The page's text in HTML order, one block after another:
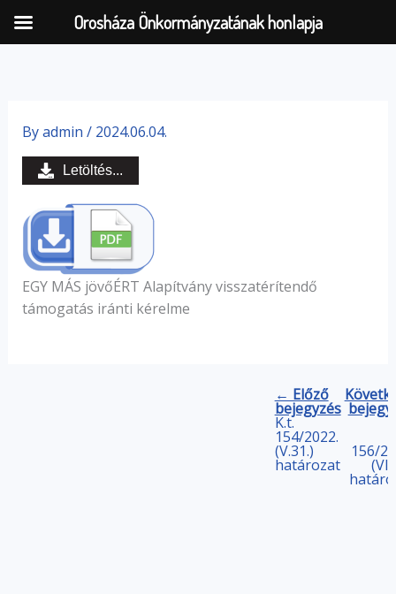
content
Byadmin / 2024.06.04.
EGY MÁS jövőÉRT Alapítvány visszatérítendő
támogatás iránti kérelme
Letöltés...
← Előző
bejegyzés
K.t.
154/2022.
(V.31.)
határozat
156/
Orosháza Önkormányzatának honlapja